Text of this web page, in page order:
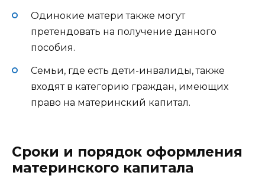
Одинокие матери также могут
претендовать на получение данного
пособия.
Семьи, где есть дети-инвалиды, также
входят в категорию граждан, имеющих
право на материнский капитал.
Сроки и порядок оформления
материнского капитала